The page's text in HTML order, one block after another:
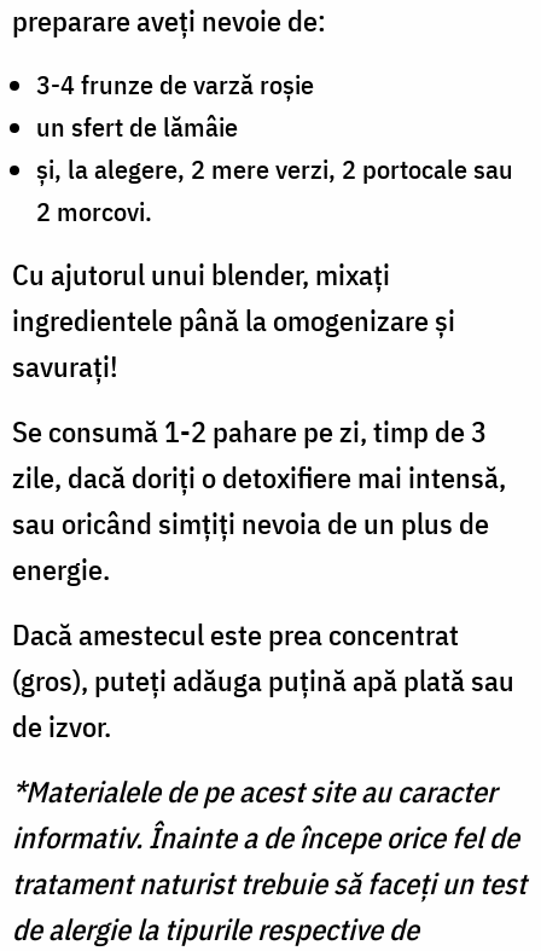
preparare aveți nevoie de:
3-4 frunze de varză roșie
un sfert de lămâie
și, la alegere, 2 mere verzi, 2 portocale sau
2 morcovi.
Cu ajutorul unui blender, mixați
ingredientele până la omogenizare și
savurați!
Se consumă 1-2 pahare pe zi, timp de 3
zile, dacă doriți o detoxifiere mai intensă,
sau oricând simțiți nevoia de un plus de
energie.
Dacă amestecul este prea concentrat
(gros), puteți adăuga puțină apă plată sau
de izvor.
*Materialele de pe acest site au caracter
informativ. Înainte a de începe orice fel de
tratament naturist trebuie să faceți un test
de alergie la tipurile respective de